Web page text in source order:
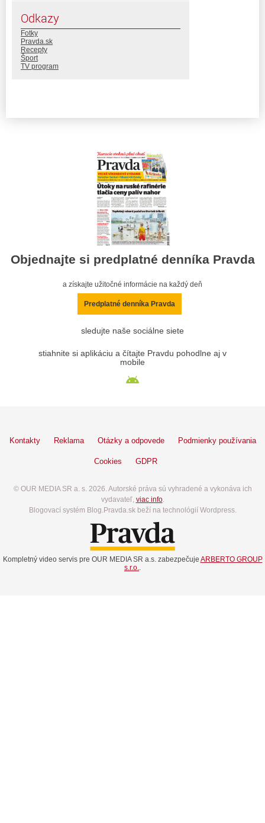
Odkazy
Fotky
Pravda.sk
Recepty
Šport
TV program
Objednajte si predplatné denníka Pravda
a získajte užitočné informácie na každý deň
Predplatné denníka Pravda
sledujte naše sociálne siete
stiahnite si aplikáciu a čítajte Pravdu pohodlne aj v
mobile
Kontakty Reklama Otázky a odpovede Podmienky používania
Cookies GDPR
© OUR MEDIA SR a. s. 2026. Autorské práva sú vyhradené a vykonáva ich
vydavateľ, viac info.
Blogovací systém Blog.Pravda.sk beží na technológií Wordpress.
Kompletný video servis pre OUR MEDIA SR a.s. zabezpečuje ARBERTO GROUP
s.r.o.